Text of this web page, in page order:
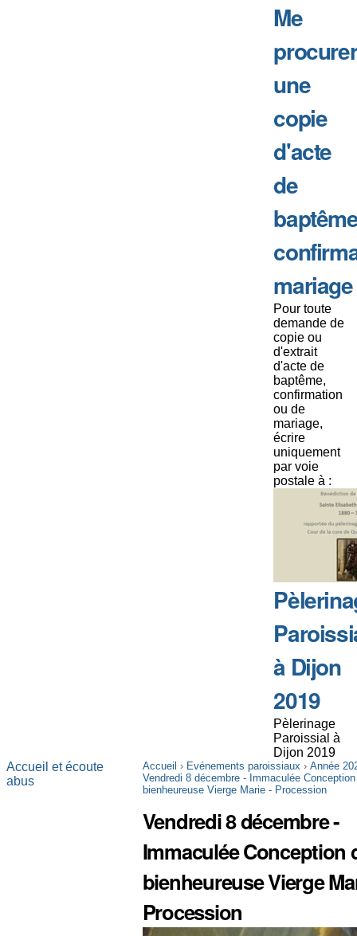
Me
procurer
une
copie
d'acte
de
mariage
Pour toute
demande de
copie ou
d'extrait
d'acte de
baptême,
confirmation
ou de
mariage,
écrire
uniquement
par voie
postale à :
à Dijon
2019
Pèlerinage
Paroissial à
Dijon 2019
Accueil › Evénements paroissiaux › Année
Vendredi 8 décembre - Immaculée
bienheureuse Vierge Marie - Procession
Vendredi 8 décembre -
Immaculée Conception
bienheureuse Vierge
Procession
Accueil et écoute
abus